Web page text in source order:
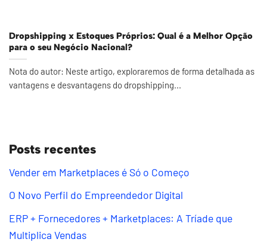
Dropshipping x Estoques Próprios: Qual é a Melhor Opção
para o seu Negócio Nacional?
Nota do autor: Neste artigo, exploraremos de forma detalhada as
vantagens e desvantagens do dropshipping...
Posts recentes
Vender em Marketplaces é Só o Começo
O Novo Perfil do Empreendedor Digital
ERP + Fornecedores + Marketplaces: A Tríade que
Multiplica Vendas